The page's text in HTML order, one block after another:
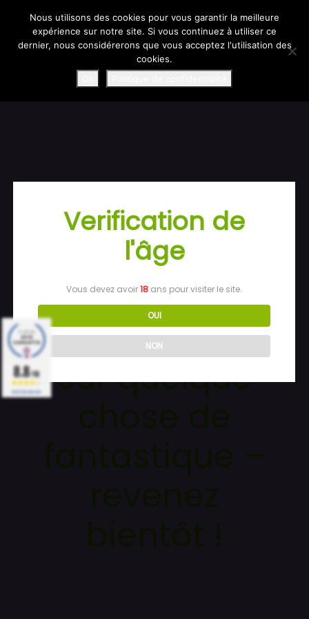
En raison d’un problème de ramasse transporteur, certaines
commandes accusent un retard.
Nous faisons le maximum pour régulariser la situation : toutes les
commandes concernées seront expédiées en express en milieu de
semaine.
Merci de votre compréhension !
Pardon pour le
dérangement !
Nous travaillons
sur quelque
Nous utilisons des cookies pour vous garantir la meilleure
expérience sur notre site. Si vous continuez à utiliser ce
dernier, nous considérerons que vous acceptez l'utilisation des
cookies.
Verification de
l'âge
Vous devez avoir18 ans pour visiter le site.
OUI
NON
8.8/10
BASÉ SUR 1860 AVIS